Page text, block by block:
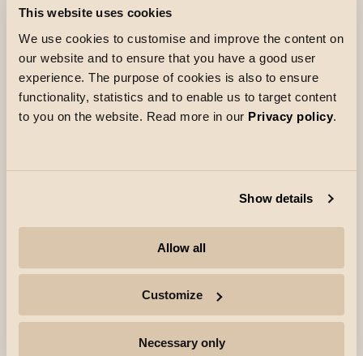
This website uses cookies
We use cookies to customise and improve the content on
our website and to ensure that you have a good user
experience. The purpose of cookies is also to ensure
functionality, statistics and to enable us to target content
to you on the website. Read more in our Privacy policy.
Show details
Allow all
Customize
Necessary only
sowohl für funktionale als auch für
stimmungsvolle Zwecke eignet. Durch Drehen
der Vorderseite können Sie einen Lichtschlitz
öffnen, der eine dekorative Note verleiht. Die Zip
Jelsa wird standardmäßig mit einem schwarzen
Design weiter aufzuwerten. Ein Zip-Adapter für
Pendelleuchten ist im Lieferumfang enthalten.
Deckenkästen für Pendelleuchten verwendet
werden.